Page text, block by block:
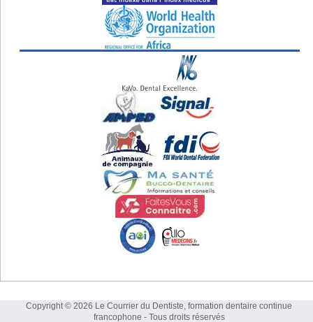
Copyright © 2026 Le Courrier du Dentiste, formation dentaire continue
francophone - Tous droits réservés